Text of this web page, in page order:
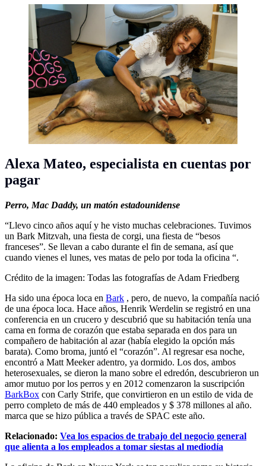
Alexa Mateo, especialista en cuentas por
pagar
Perro, Mac Daddy, un matón estadounidense
“Llevo cinco años aquí y he visto muchas celebraciones. Tuvimos
un Bark Mitzvah, una fiesta de corgi, una fiesta de “besos
franceses”. Se llevan a cabo durante el fin de semana, así que
cuando vienes el lunes, ves matas de pelo por toda la oficina “.
Crédito de la imagen: Todas las fotografías de Adam Friedberg
Ha sido una época loca en Bark , pero, de nuevo, la compañía nació
de una época loca. Hace años, Henrik Werdelin se registró en una
conferencia en un crucero y descubrió que su habitación tenía una
cama en forma de corazón que estaba separada en dos para un
compañero de habitación al azar (había elegido la opción más
barata). Como broma, juntó el “corazón”. Al regresar esa noche,
encontró a Matt Meeker adentro, ya dormido. Los dos, ambos
heterosexuales, se dieron la mano sobre el edredón, descubrieron un
amor mutuo por los perros y en 2012 comenzaron la suscripción
BarkBox con Carly Strife, que convirtieron en un estilo de vida de
perro completo de más de 440 empleados y $ 378 millones al año.
marca que se hizo pública a través de SPAC este año.
Relacionado: Vea los espacios de trabajo del negocio general
que alienta a los empleados a tomar siestas al mediodía